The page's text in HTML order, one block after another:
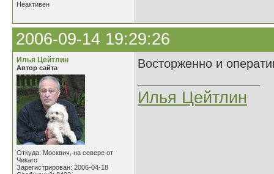
Неактивен
2006-09-14 19:29:26
Илья Цейтлин
Автор сайта
Откуда: Москвич, на севере от
Чикаго
Зарегистрирован: 2006-04-18
Восторженно и
Илья Цейтлин